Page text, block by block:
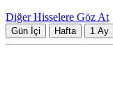
Diğer Hisselere Göz At
Gün İçi Hafta 1 Ay